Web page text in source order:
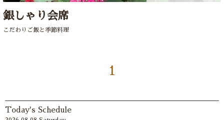
銀しゃり会席
こだわりご飯と季節料理
1
Today's Schedule